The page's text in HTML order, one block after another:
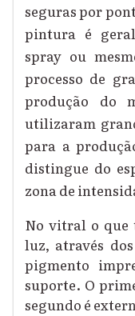
seguras por
pintura é
spray ou
processo de
produção do
utilizaram
para a
distingue do
zona de
No vitral o que
luz, através
pigmento
suporte. O
segundo é